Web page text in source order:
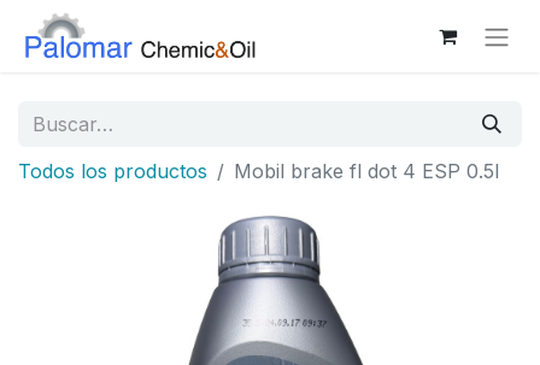
Todos los productos Mobil brake fl dot 4 ESP 0.5l